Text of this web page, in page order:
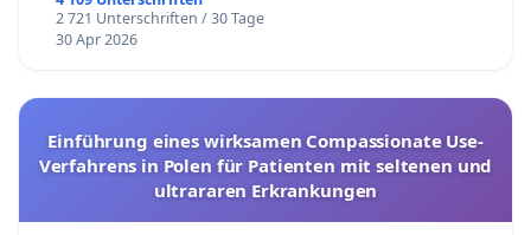
2 721 Unterschriften / 30 Tage
30 Apr 2026
Einführung eines wirksamen Compassionate Use-
Verfahrens in Polen für Patienten mit seltenen und
ultrararen Erkrankungen